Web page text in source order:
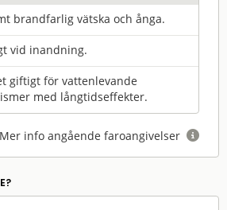
brandfarlig vätska och ånga.
vid inandning.
giftigt för vattenlevande
med långtidseffekter.
Mer info angående faroangivelser 